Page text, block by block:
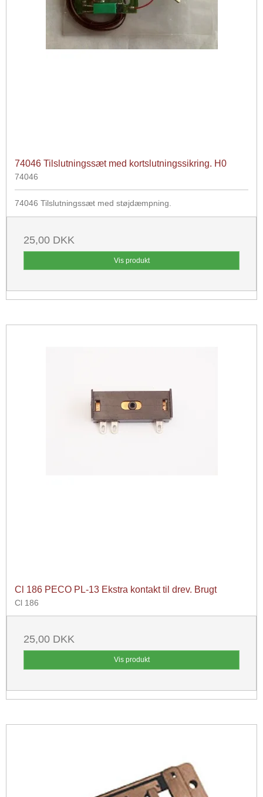
74046 Tilslutningssæt med kortslutningssikring. H0
74046
74046 Tilslutningssæt med støjdæmpning.
25,00 DKK
Vis produkt
Cl 186 PECO PL-13 Ekstra kontakt til drev. Brugt
Cl 186
25,00 DKK
Vis produkt